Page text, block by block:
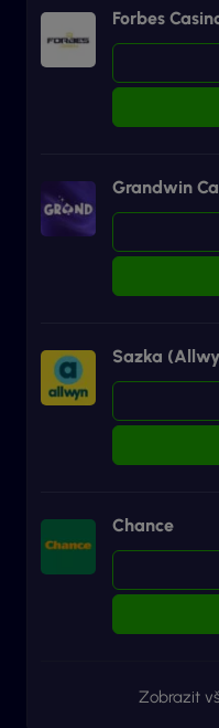
Forbes
Grandwin
Sazka
Chance
Zobrazit